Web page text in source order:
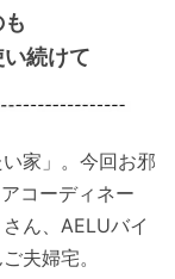
続けて
家」。今回お邪
コーディネー
ん、AELUバイ
夫婦宅。